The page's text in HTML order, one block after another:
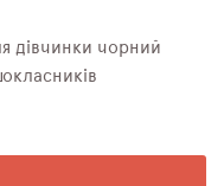
дівчинки чорний